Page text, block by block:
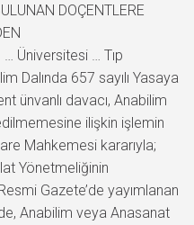
DOÇENTLERE
… Üniversitesi … Tıp
Dalında 657 sayılı Yasaya
ünvanlı davacı, Anabilim
ilişkin işlemin
Mahkemesi kararıyla;
Yönetmeliğinin
Gazete’de yayımlanan
Anabilim veya Anasanat